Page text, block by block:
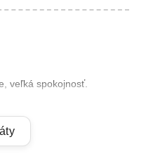
veľká spokojnosť.